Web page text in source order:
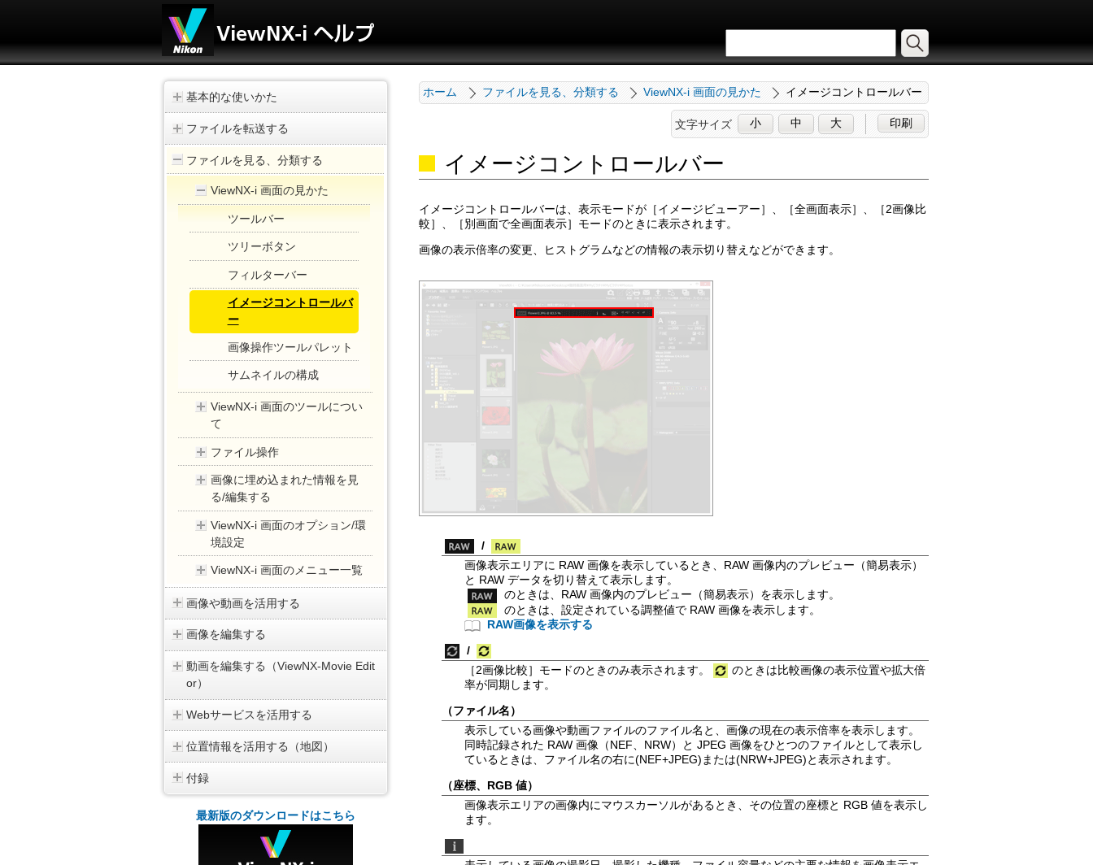
基本的な使いかた
ファイルを転送する
ファイルを見る、分類する
ViewNX-i 画面の見かた
ツールバー
ツリーボタン
フィルターバー
イメージコントロールバ
ー
画像操作ツールパレット
サムネイルの構成
ViewNX-i 画面のツールについ
て
ファイル操作
画像に埋め込まれた情報を見
る/編集する
ViewNX-i 画面のオプション/環
境設定
ViewNX-i 画面のメニュー一覧
画像や動画を活用する
画像を編集する
動画を編集する（ViewNX-Movie Edit
or）
Webサービスを活用する
位置情報を活用する（地図）
付録
最新版のダウンロードはこちら
ホーム ファイルを見る、分類する ViewNX-i 画面の見かた イメージコントロールバー
文字サイズ 小 中 大 印刷
イメージコントロールバー
イメージコントロールバーは、表示モードが［イメージビューアー］、［全画面表示］、［2画像比
較］、［別画面で全画面表示］モードのときに表示されます。
画像の表示倍率の変更、ヒストグラムなどの情報の表示切り替えなどができます。
/
画像表示エリアに RAW 画像を表示しているとき、RAW 画像内のプレビュー（簡易表示）
と RAW データを切り替えて表示します。
のときは、RAW 画像内のプレビュー（簡易表示）を表示します。
のときは、設定されている調整値で RAW 画像を表示します。
RAW画像を表示する
/
［2画像比較］モードのときのみ表示されます。
のときは比較画像の表示位置や拡大倍
率が同期します。
（ファイル名）
表示している画像や動画ファイルのファイル名と、画像の現在の表示倍率を表示します。
同時記録された RAW 画像（NEF、NRW）と JPEG 画像をひとつのファイルとして表示し
ているときは、ファイル名の右に(NEF+JPEG) または(NRW+JPEG)と表示されます。
（座標、RGB 値）
画像表示エリアの画像内にマウスカーソルがあるとき、その位置の座標と RGB 値を表示し
ます。